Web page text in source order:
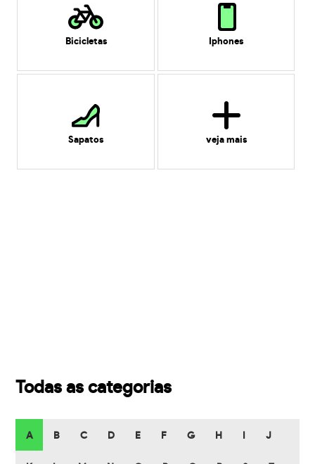
Bicicletas Iphones
Sapatos veja mais
Todas as categorias
A B C D E F G H J